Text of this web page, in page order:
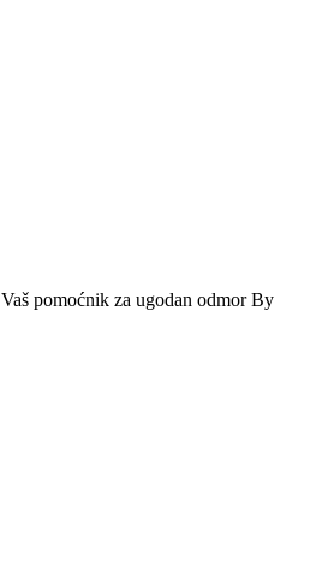
Vaš pomoćnik za ugodan odmor By